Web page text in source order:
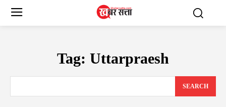
Tag: Uttarpraesh
SEARCH